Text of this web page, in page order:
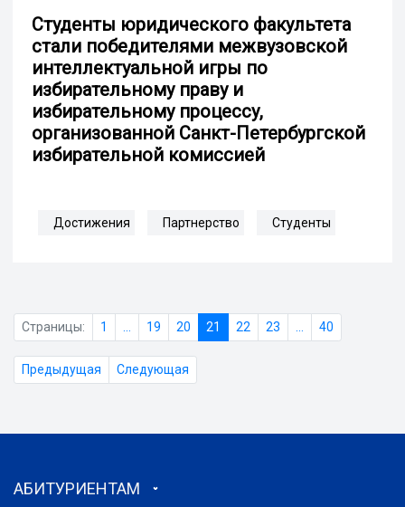
Студенты юридического факультета
стали победителями межвузовской
интеллектуальной игры по
избирательному праву и
избирательному процессу,
организованной Санкт-Петербургской
избирательной комиссией
Достижения Партнерство Студенты
Страницы: 1 19 20 21 22 23 40
Предыдущая Следующая
АБИТУРИЕНТАМ